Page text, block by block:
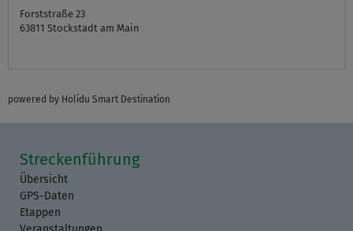
Forststraße 23
63811 Stockstadt am Main
powered by Holidu Smart Destination
Streckenführung
Übersicht
GPS-Daten
Etappen